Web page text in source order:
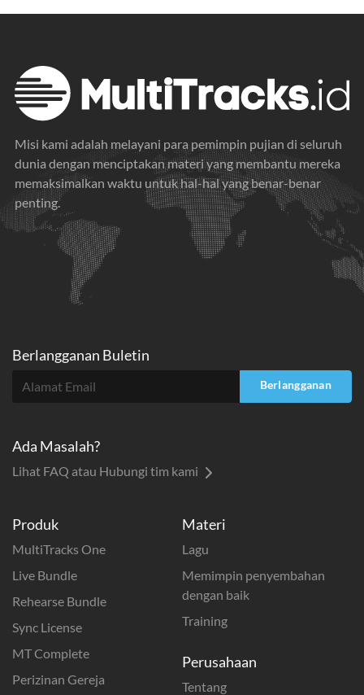
Misi kami adalah melayani para pemimpin pujian di seluruh
dunia dengan menciptakan materi yang membantu mereka
memaksimalkan waktu untuk hal-hal yang benar-benar
penting.
Produk
MultiTracks One
Live Bundle
Rehearse Bundle
Sync License
MT Complete
Perizinan Gereja
Materi
Lagu
Memimpin penyembahan
dengan baik
Training
Perusahaan
Tentang
Berlangganan Buletin
Berlangganan
Ada Masalah?
Lihat FAQ atau Hubungi tim kami